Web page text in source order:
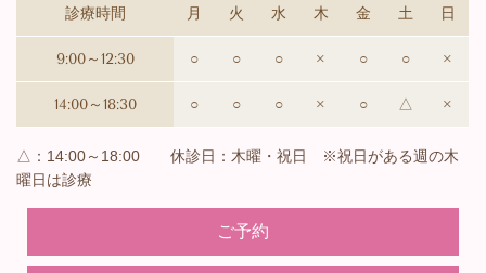
診療時間 月 火 水 木 金 土 日
9:00～12:30 ○ ○ ○ × ○ ○ ×
14:00～18:30 ○ ○ ○ × ○ △ ×
△：14:00～18:00 休診日：木曜・祝日 ※祝日がある週の木
曜日は診療
ご予約